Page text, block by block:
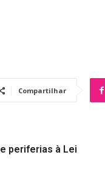
Compartilhar
periferias à Lei